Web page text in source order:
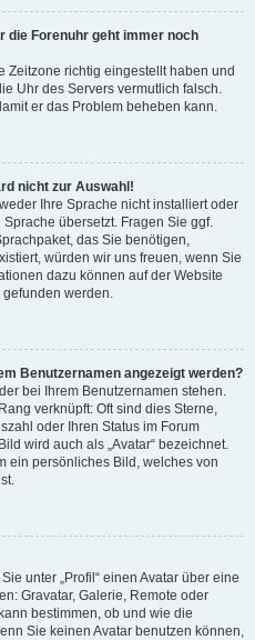
die Forenuhr geht immer noch
Zeitzone richtig eingestellt haben und
Uhr des Servers vermutlich falsch.
er das Problem beheben kann.
nicht zur Auswahl!
Ihre Sprache nicht installiert oder
übersetzt. Fragen Sie ggf.
das Sie benötigen,
würden wir uns freuen, wenn Sie
dazu können auf der Website
gefunden werden.
Benutzernamen angezeigt werden?
bei Ihrem Benutzernamen stehen.
verknüpft: Oft sind dies Sterne,
oder Ihren Status im Forum
wird auch als „Avatar“ bezeichnet.
ein persönliches Bild, welches von
unter „Profil“ einen Avatar über eine
Gravatar, Galerie, Remote oder
bestimmen, ob und wie die
Sie keinen Avatar benutzen können,